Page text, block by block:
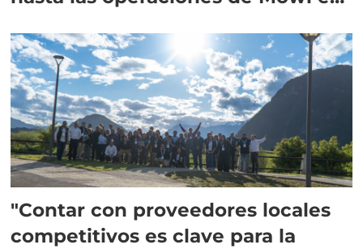
"Contar con proveedores locales
competitivos es clave para la